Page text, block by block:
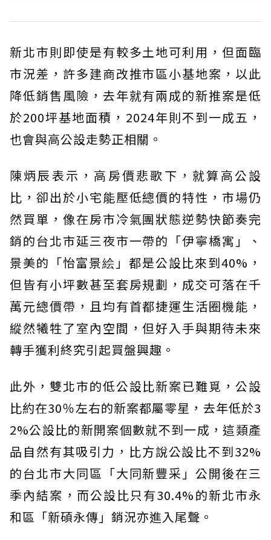
新北市則即使是有較多土地可利用，但面臨
市況差，許多建商改推市區小基地案，以此
降低銷售風險，去年就有兩成的新推案是低
於200坪基地面積，2024年則不到一成五，
也會與高公設走勢正相關。
陳炳辰表示，高房價悲歌下，就算高公設
比，卻出於小宅能壓低總價的特性，市場仍
然買單，像在房市冷氣團狀態逆勢快節奏完
銷的台北市延三夜市一帶的「伊寧橋寓」、
景美的「怡富景絵」都是公設比來到40%，
但皆有小坪數甚至套房規劃，成交可落在千
萬元總價帶，且均有首都捷運生活圈機能，
縱然犧牲了室內空間，但好入手與期待未來
轉手獲利終究引起買盤興趣。
此外，雙北市的低公設比新案已難覓，公設
比約在30％左右的新案都屬零星，去年低於3
2%公設比的新開案個數就不到一成，這類產
品自然有其吸引力，比方說公設比不到32%
的台北市大同區「大同新豐采」公開後在三
季內結案，而公設比只有30.4%的新北市永
和區「新碩永傳」銷況亦進入尾聲。